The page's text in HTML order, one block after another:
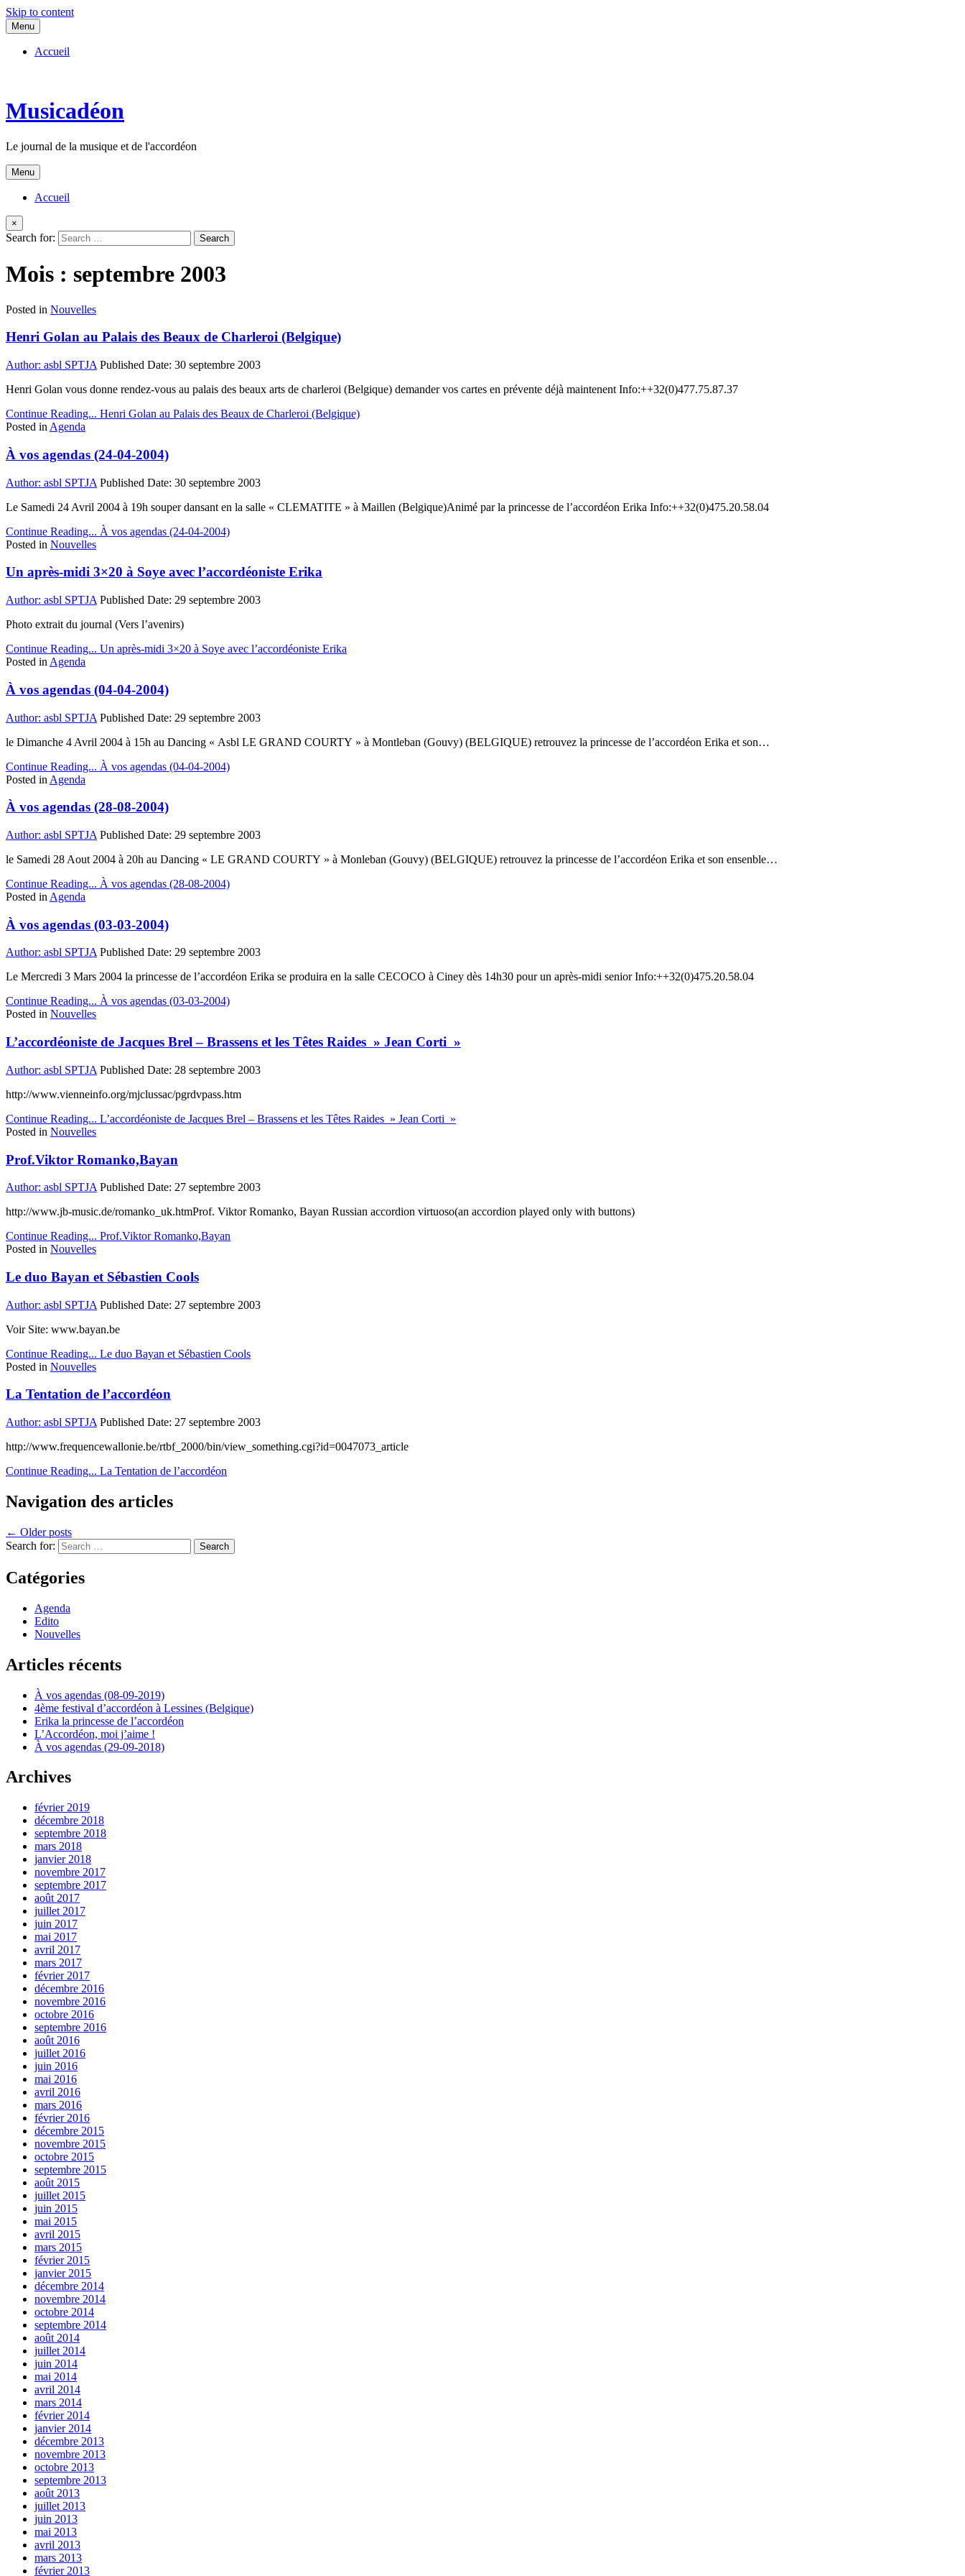
Skip to content
Menu
Accueil
Musicadéon
Le journal de la musique et de l'accordéon
Menu
Accueil
×
Search for:
Mois : septembre 2003
Posted in Nouvelles
Henri Golan au Palais des Beaux de Charleroi (Belgique)
Author: asbl SPTJA Published Date: 30 septembre 2003
Henri Golan vous donne rendez-vous au palais des beaux arts de charleroi (Belgique) demander vos cartes en prévente déjà maintenent Info:++32(0)477.75.87.37
Continue Reading... Henri Golan au Palais des Beaux de Charleroi (Belgique)
Posted in Agenda
À vos agendas (24-04-2004)
Author: asbl SPTJA Published Date: 30 septembre 2003
Le Samedi 24 Avril 2004 à 19h souper dansant en la salle « CLEMATITE » à Maillen (Belgique)Animé par la princesse de l’accordéon Erika Info:++32(0)475.20.58.04
Continue Reading... À vos agendas (24-04-2004)
Posted in Nouvelles
Un après-midi 3×20 à Soye avec l’accordéoniste Erika
Author: asbl SPTJA Published Date: 29 septembre 2003
Photo extrait du journal (Vers l’avenirs)
Continue Reading... Un après-midi 3×20 à Soye avec l’accordéoniste Erika
Posted in Agenda
À vos agendas (04-04-2004)
Author: asbl SPTJA Published Date: 29 septembre 2003
le Dimanche 4 Avril 2004 à 15h au Dancing « Asbl LE GRAND COURTY » à Montleban (Gouvy) (BELGIQUE) retrouvez la princesse de l’accordéon Erika et son…
Continue Reading... À vos agendas (04-04-2004)
Posted in Agenda
À vos agendas (28-08-2004)
Author: asbl SPTJA Published Date: 29 septembre 2003
le Samedi 28 Aout 2004 à 20h au Dancing « LE GRAND COURTY » à Monleban (Gouvy) (BELGIQUE) retrouvez la princesse de l’accordéon Erika et son ensenble…
Continue Reading... À vos agendas (28-08-2004)
Posted in Agenda
À vos agendas (03-03-2004)
Author: asbl SPTJA Published Date: 29 septembre 2003
Le Mercredi 3 Mars 2004 la princesse de l’accordéon Erika se produira en la salle CECOCO à Ciney dès 14h30 pour un après-midi senior Info:++32(0)475.20.58.04
Continue Reading... À vos agendas (03-03-2004)
Posted in Nouvelles
L’accordéoniste de Jacques Brel – Brassens et les Têtes Raides » Jean Corti »
Author: asbl SPTJA Published Date: 28 septembre 2003
http://www.vienneinfo.org/mjclussac/pgrdvpass.htm
Continue Reading... L’accordéoniste de Jacques Brel – Brassens et les Têtes Raides » Jean Corti »
Posted in Nouvelles
Prof.Viktor Romanko,Bayan
Author: asbl SPTJA Published Date: 27 septembre 2003
http://www.jb-music.de/romanko_uk.htmProf. Viktor Romanko, Bayan Russian accordion virtuoso(an accordion played only with buttons)
Continue Reading... Prof.Viktor Romanko,Bayan
Posted in Nouvelles
Le duo Bayan et Sébastien Cools
Author: asbl SPTJA Published Date: 27 septembre 2003
Voir Site: www.bayan.be
Continue Reading... Le duo Bayan et Sébastien Cools
Posted in Nouvelles
La Tentation de l’accordéon
Author: asbl SPTJA Published Date: 27 septembre 2003
http://www.frequencewallonie.be/rtbf_2000/bin/view_something.cgi?id=0047073_article
Continue Reading... La Tentation de l’accordéon
Navigation des articles
← Older posts
Search for:
Catégories
Agenda
Edito
Nouvelles
Articles récents
À vos agendas (08-09-2019)
4ème festival d’accordéon à Lessines (Belgique)
Erika la princesse de l’accordéon
L’Accordéon, moi j’aime !
À vos agendas (29-09-2018)
Archives
février 2019
décembre 2018
septembre 2018
mars 2018
janvier 2018
novembre 2017
septembre 2017
août 2017
juillet 2017
juin 2017
mai 2017
avril 2017
mars 2017
février 2017
décembre 2016
novembre 2016
octobre 2016
septembre 2016
août 2016
juillet 2016
juin 2016
mai 2016
avril 2016
mars 2016
février 2016
décembre 2015
novembre 2015
octobre 2015
septembre 2015
août 2015
juillet 2015
juin 2015
mai 2015
avril 2015
mars 2015
février 2015
janvier 2015
décembre 2014
novembre 2014
octobre 2014
septembre 2014
août 2014
juillet 2014
juin 2014
mai 2014
avril 2014
mars 2014
février 2014
janvier 2014
décembre 2013
novembre 2013
octobre 2013
septembre 2013
août 2013
juillet 2013
juin 2013
mai 2013
avril 2013
mars 2013
février 2013